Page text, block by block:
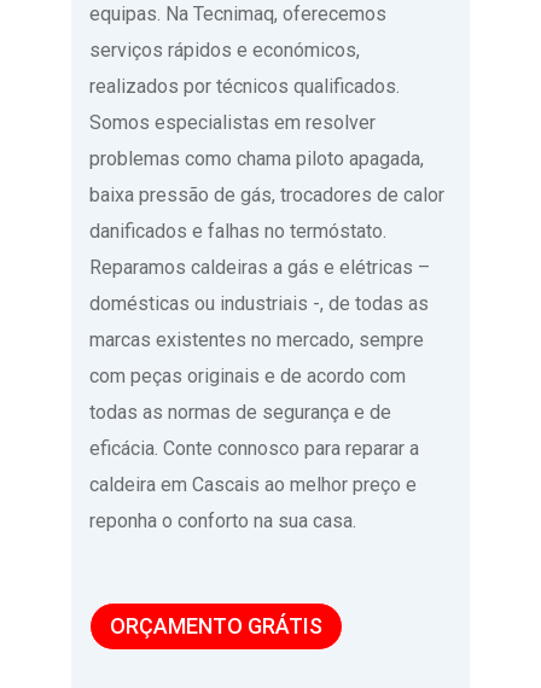
equipas. Na Tecnimaq, oferecemos
serviços rápidos e económicos,
realizados por técnicos qualificados.
Somos especialistas em resolver
problemas como chama piloto apagada,
baixa pressão de gás, trocadores de calor
danificados e falhas no termóstato.
Reparamos caldeiras a gás e elétricas –
domésticas ou industriais -, de todas as
marcas existentes no mercado, sempre
com peças originais e de acordo com
todas as normas de segurança e de
eficácia. Conte connosco para reparar a
caldeira em Cascais ao melhor preço e
reponha o conforto na sua casa.
ORÇAMENTO GRÁTIS